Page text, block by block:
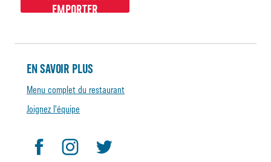
EMPORTER
EN SAVOIR PLUS
Menu complet du restaurant
Joignez l'équipe